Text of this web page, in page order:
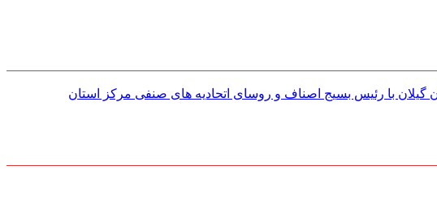
با رئیس بسیج اصناف و روسای اتحادیه های صنفی مركز استان